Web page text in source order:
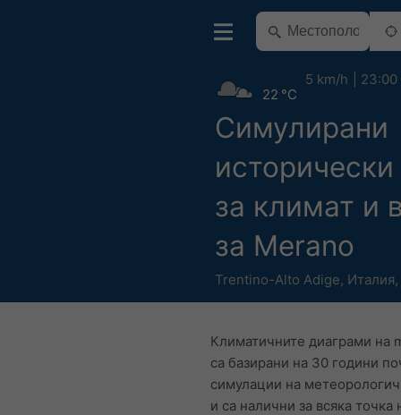
Симулирани
за климат и
за Merano
Trentino-Alto Adige, Италия,
22 °C
5 km/h 23:00
Климатичните диаграми на
са базирани на 30 години
симулации на
и са налични за всяка точка